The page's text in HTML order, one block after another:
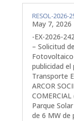
RESOL-2026-
May 7, 2026
-EX-2026-
– Solicitud
Fotovoltaico
publicidad el
Transporte
ARCOR
Parque
de 6 MW de